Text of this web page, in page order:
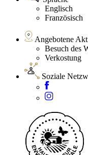
Englisch
Französisch
Angebotene
Besuch des
Verkostung
Soziale